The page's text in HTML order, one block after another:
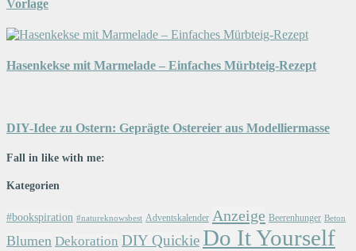
Vorlage
Hasenkekse mit Marmelade – Einfaches Mürbteig-Rezept
DIY-Idee zu Ostern: Geprägte Ostereier aus Modelliermasse
Fall in like with me:
Kategorien
#bookspiration #natureknowsbest Adventskalender Anzeige Beerenhunger Beton
Blumen Dekoration DIY Quickie Do It Yourself